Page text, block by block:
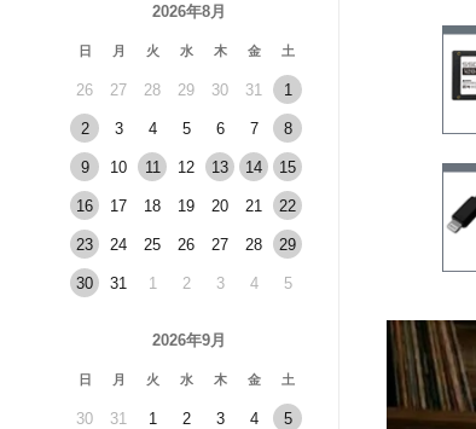
2026年8月
日 月 火 水 木 金 土
26 27 28 29 30 31 1
2 3 4 5 6 7 8
9 10 11 12 13 14 15
16 17 18 19 20 21 22
23 24 25 26 27 28 29
30 31 1 2 3 4 5
2026年9月
日 月 火 水 木 金 土
30 31 1 2 3 4 5